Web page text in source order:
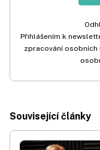
Přihlášením k
zpracování osobních
Související články